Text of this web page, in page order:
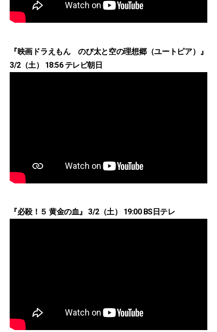
『映画ドラえもん のび太と空の理想郷（ユートピア）』
3/2（土） 18:56 テレビ朝日
『必殺！５ 黄金の血』 3/2（土） 19:00 BS日テレ